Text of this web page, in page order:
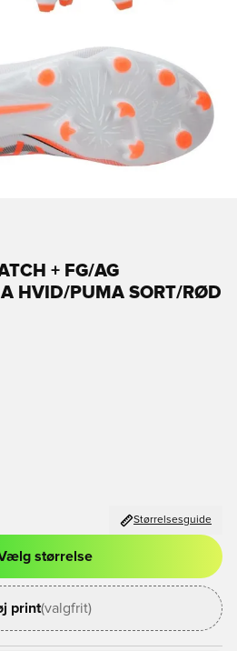
+ FG/AG
HVID/PUMA SORT/RØD
Størrelsesguide
ind eller tilmelde dig som medlem
størrelse
print(valgfrit)